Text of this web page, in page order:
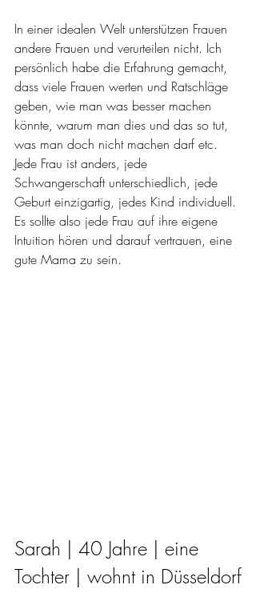
In einer idealen Welt unterstützen Frauen
andere Frauen und verurteilen nicht. Ich
persönlich habe die Erfahrung gemacht,
dass viele Frauen werten und Ratschläge
geben, wie man was besser machen
könnte, warum man dies und das so tut,
was man doch nicht machen darf etc.
Jede Frau ist anders, jede
Schwangerschaft unterschiedlich, jede
Geburt einzigartig, jedes Kind individuell.
Es sollte also jede Frau auf ihre eigene
Intuition hören und darauf vertrauen, eine
gute Mama zu sein.
Sarah | 40 Jahre | eine
Tochter | wohnt in Düsseldorf